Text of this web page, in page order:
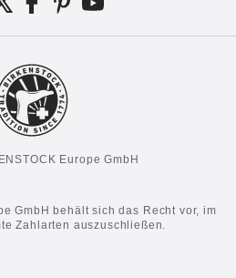
Europe GmbH
GmbH behält sich das Recht vor, im
Zahlarten auszuschließen.